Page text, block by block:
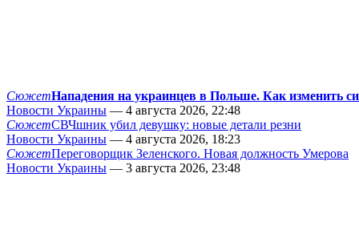
СюжетНападения на украинцев в Польше. Как изменить
Новости Украины — 4 августа 2026, 22:48
СюжетСВЧшник убил девушку: новые детали резни
Новости Украины — 4 августа 2026, 18:23
СюжетПереговорщик Зеленского. Новая должность Умерова
Новости Украины — 3 августа 2026, 23:48